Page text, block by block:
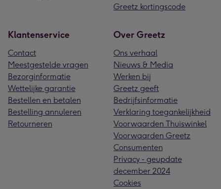
Greetz kortingscode
Klantenservice
Contact
Meestgestelde vragen
Bezorginformatie
Wettelijke garantie
Bestellen en betalen
Bestelling annuleren
Retourneren
Over Greetz
Ons verhaal
Nieuws & Media
Werken bij
Greetz geeft
Bedrijfsinformatie
Verklaring toegankelijkheid
Voorwaarden Thuiswinkel
Voorwaarden Greetz
Consumenten
Privacy - geupdate
december 2024
Cookies